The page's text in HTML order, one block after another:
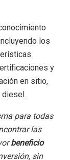
los
y
en sitio,
diesel.
para todas
las
beneficio
sin